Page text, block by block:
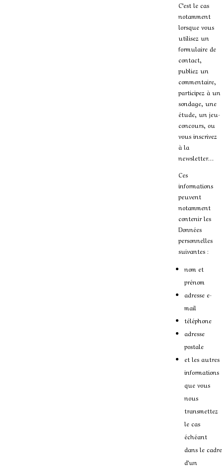
C’est le cas
notamment
lorsque vous
utilisez un
formulaire de
contact,
publiez un
commentaire,
participez à un
sondage, une
étude, un jeu-
concours, ou
vous inscrivez
à la
newsletter…
Ces
informations
peuvent
notamment
contenir les
Données
personnelles
suivantes :
nom et
prénom
adresse e-
mail
téléphone
adresse
postale
et les autres
informations
que vous
nous
transmettez
le cas
échéant
dans le cadre
d’un